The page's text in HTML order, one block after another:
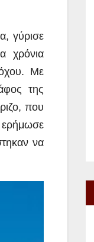
γύρισε
χρόνια
Με
της
που
ερήμωσε
να